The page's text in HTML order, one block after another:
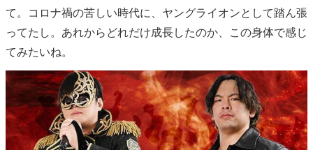
て。コロナ禍の苦しい時代に、ヤングライオンとして踏ん張
ってたし。あれからどれだけ成長したのか、この身体で感じ
てみたいね。